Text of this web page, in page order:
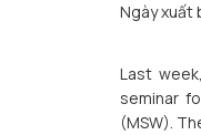
Ngày xuất
Last
seminar
(MSW).